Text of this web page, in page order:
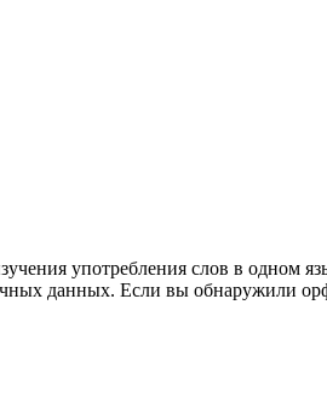
употребления слов в одном
данных. Если вы обнаружили